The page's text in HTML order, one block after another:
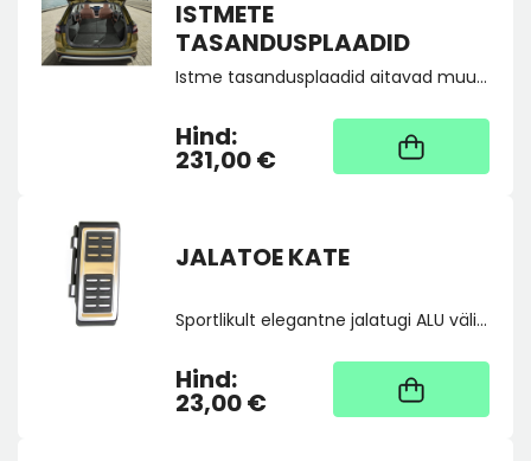
ISTMETE
TASANDUSPLAADID
Istme tasandusplaadid aitavad muuta teise istmerea ja pakiruumi vahekoha tasasemaks, et oleks võimalik autos magada.
Hind:
231,00 €
Kaup tootja laos, tarne
üldjuhul 4 tööpäeva
JALATOE KATE
Sportlikult elegantne jalatugi ALU välimuse ja vastupidava kummiga.
Hind:
23,00 €
Kaup tootja laos, tarne
üldjuhul 4 tööpäeva